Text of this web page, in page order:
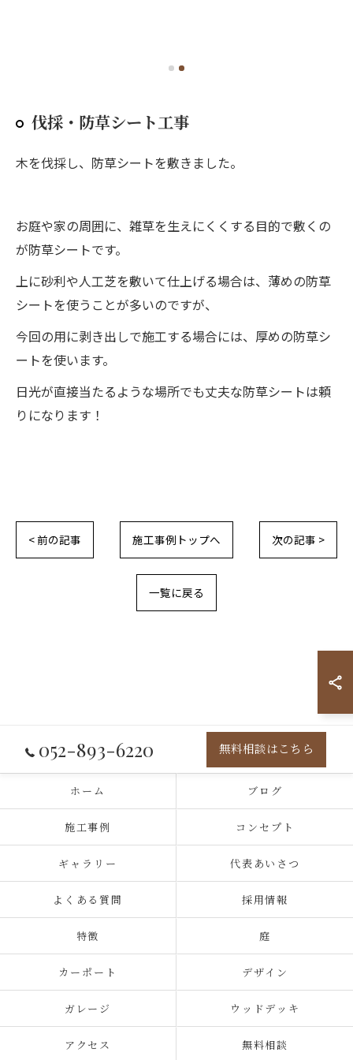
伐採・防草シート工事
木を伐採し、防草シートを敷きました。
お庭や家の周囲に、雑草を生えにくくする目的で敷くの
が防草シートです。
上に砂利や人工芝を敷いて仕上げる場合は、薄めの防草
シートを使うことが多いのですが、
今回の用に剥き出しで施工する場合には、厚めの防草シ
ートを使います。
日光が直接当たるような場所でも丈夫な防草シートは頼
りになります！
< 前の記事 施工事例トップへ 次の記事 >
一覧に戻る
052-893-6220 無料相談はこちら
ホーム ブログ
施工事例 コンセプト
ギャラリー 代表あいさつ
よくある質問 採用情報
特徴 庭
カーポート デザイン
ガレージ ウッドデッキ
アクセス 無料相談